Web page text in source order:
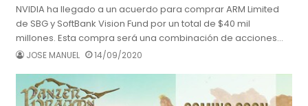
NVIDIA ha llegado a un acuerdo para comprar ARM Limited
de SBG y SoftBank Vision Fund por un total de $40 mil
millones. Esta compra será una combinación de acciones…
JOSE MANUEL 14/09/2020